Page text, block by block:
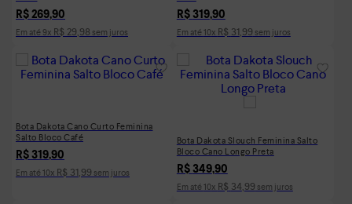
R$ 269,90
Em até 9x R$ 29,98 sem juros
R$ 319,90
Em até 10x R$ 31,99 sem juros
Bota Dakota Cano Curto Feminina
Salto Bloco Café
R$ 319,90
Em até 10x R$ 31,99 sem juros
Bota Dakota Slouch Feminina Salto
Bloco Cano Longo Preta
R$ 349,90
Em até 10x R$ 34,99 sem juros